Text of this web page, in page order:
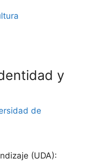
y
de
(UDA):